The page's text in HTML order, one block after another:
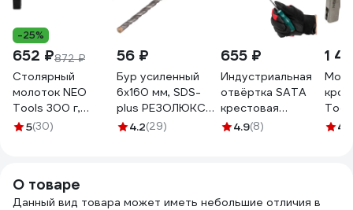
-25%
652 ₽872 ₽
Столярный
молоток NEO
Tools 300 г,
рукоятка из
5(30)
56 ₽
Бур усиленный
6х160 мм, SDS-
plus РЕЗОЛЮКС
15809
4.2(29)
655 ₽
Индустриальная
отвёртка SATA
крестовая
PH2x300мм.
4.9(8)
1
4.7
О товаре
Данный вид товара может иметь небольшие отличия в